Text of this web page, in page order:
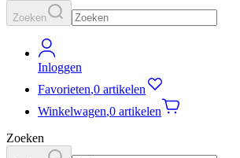
Zoeken
Inloggen
Favorieten,0 artikelen
Winkelwagen,0 artikelen
Zoeken